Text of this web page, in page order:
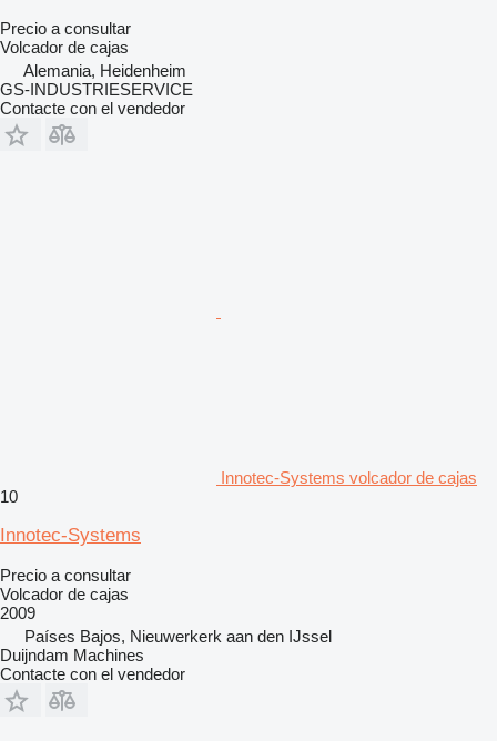
Precio a consultar
Volcador de cajas
Alemania, Heidenheim
GS-INDUSTRIESERVICE
Contacte con el vendedor
Innotec-Systems volcador de cajas
10
Innotec-Systems
Precio a consultar
Volcador de cajas
2009
Países Bajos, Nieuwerkerk aan den IJssel
Duijndam Machines
Contacte con el vendedor